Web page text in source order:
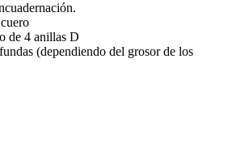
de 4 anillas D
(dependiendo del grosor de los